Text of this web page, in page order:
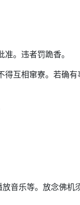
。违者罚跪香。
互相窜寮。若确
音乐等。放念佛机